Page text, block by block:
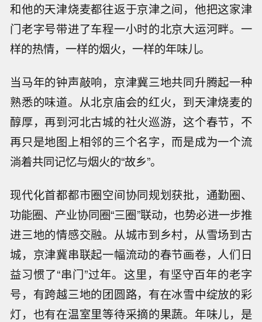
和他的天津烧麦都往返于京津之间，他把这家津
门老字号带进了车程一小时的北京大运河畔。一
样的热情，一样的烟火，一样的年味儿。
当马年的钟声敲响，京津冀三地共同升腾起一种
熟悉的味道。从北京庙会的红火，到天津烧麦的
醇厚，再到河北古城的社火巡游，这个春节，不
再只是地图上相邻的三个名字，而是成为一个流
淌着共同记忆与烟火的“故乡”。
现代化首都都市圈空间协同规划获批，通勤圈、
功能圈、产业协同圈“三圈”联动，也势必进一步推
进三地的情感交融。从城市到乡村，从雪场到古
城，京津冀串联起一幅流动的春节画卷，人们日
益习惯了“串门”过年。这里，有坚守百年的老字
号，有跨越三地的团圆路，有在冰雪中绽放的彩
灯，也有在温室里等待采摘的果蔬。年味儿，是